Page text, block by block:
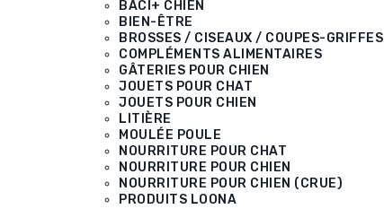
BACI+ CHIEN
BIEN-ÊTRE
BROSSES / CISEAUX / COUPES-GRIFFES
COMPLÉMENTS ALIMENTAIRES
GÂTERIES POUR CHIEN
JOUETS POUR CHAT
JOUETS POUR CHIEN
LITIÈRE
MOULÉE POULE
NOURRITURE POUR CHAT
NOURRITURE POUR CHIEN
NOURRITURE POUR CHIEN (CRUE)
PRODUITS LOONA